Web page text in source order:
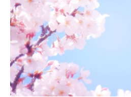
楽院の行事
アクセス